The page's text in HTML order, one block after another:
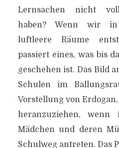
Lernsachen nicht
haben? Wenn wir in
luftleere Räume
passiert eines, was bis
geschehen ist. Das Bild
Schulen im
Vorstellung von
heranzuziehen,
Mädchen und deren
Schulweg antreten. Das